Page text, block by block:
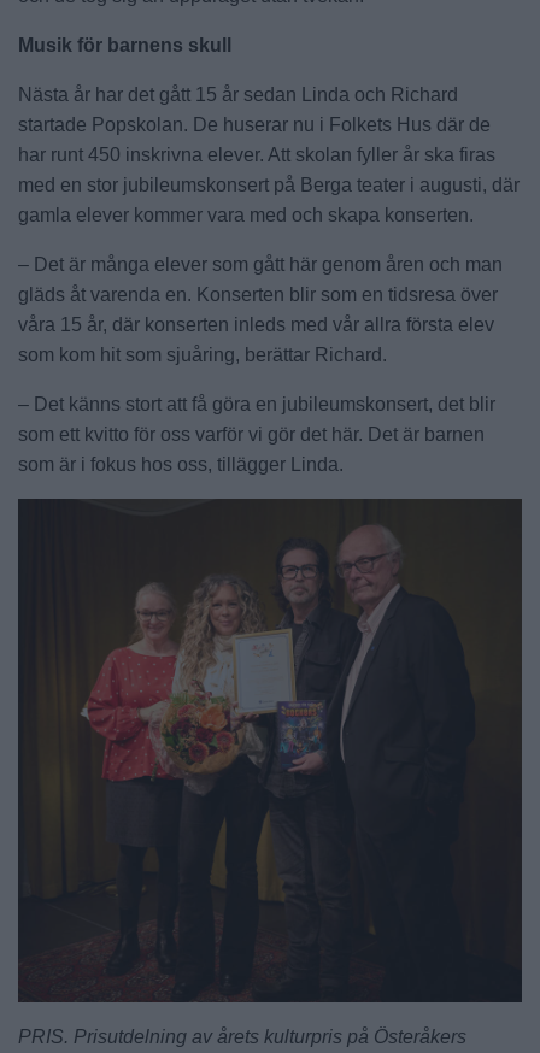
Musik för barnens skull
Nästa år har det gått 15 år sedan Linda och Richard
startade Popskolan. De huserar nu i Folkets Hus där de
har runt 450 inskrivna elever. Att skolan fyller år ska firas
med en stor jubileumskonsert på Berga teater i augusti, där
gamla elever kommer vara med och skapa konserten.
– Det är många elever som gått här genom åren och man
gläds åt varenda en. Konserten blir som en tidsresa över
våra 15 år, där konserten inleds med vår allra första elev
som kom hit som sjuåring, berättar Richard.
– Det känns stort att få göra en jubileumskonsert, det blir
som ett kvitto för oss varför vi gör det här. Det är barnen
som är i fokus hos oss, tillägger Linda.
PRIS. Prisutdelning av årets kulturpris på Österåkers